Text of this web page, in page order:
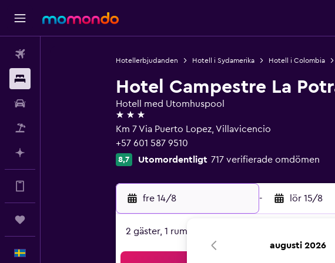
Hotellerbjudanden Hotell i Sydamerika Hotell i Colombia
Hotel Campestre La
Hotell med Utomhuspool
3 stjärnor
Km 7 Via Puerto Lopez, Villavicencio
+57 601 587 9510
8,7 Utomordentligt 717 verifierade omdömen
fre 14/8 - lör 15/8
2 gäster, 1 rum
augusti 2026